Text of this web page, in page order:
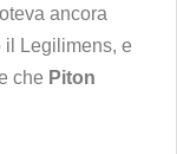
ancora
il Legilimens, e
che Piton